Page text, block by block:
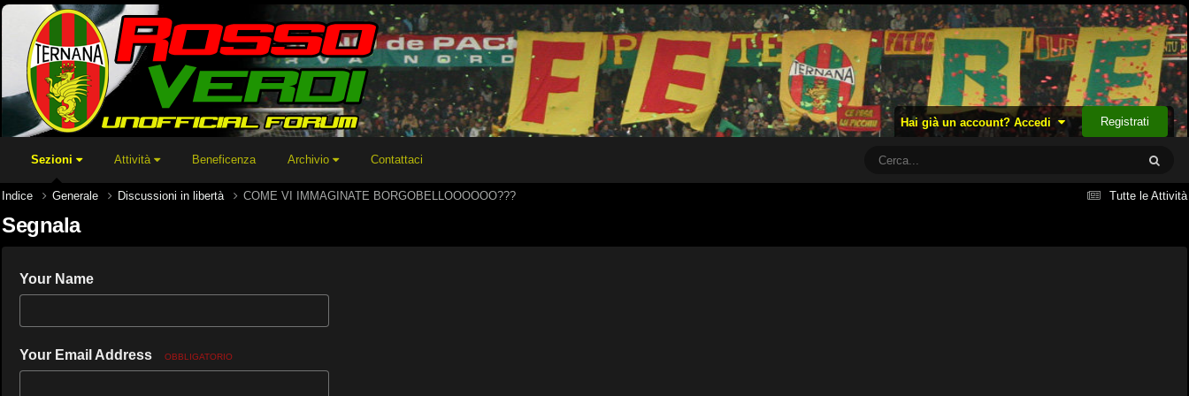
Hai già un account? Accedi Registrati
Sezioni Attività Beneficenza Archivio Contattaci
Tutte le Attività
Indice Generale Discussioni in libertà COME VI IMMAGINATE BORGOBELLOOOOOO???
Segnala
Your Name
Your Email Address OBBLIGATORIO